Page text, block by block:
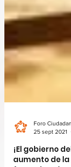
Foro
25 sept 2021